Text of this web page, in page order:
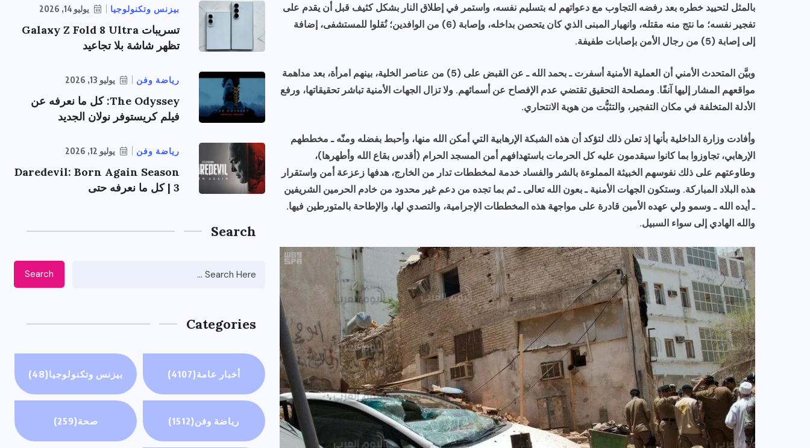
بالمثل لتحييد خطره بعد رفضه التجاوب مع دعواتهم له بتسليم نفسه، واستمر في إطلاق النار بشكل كثيف قبل أن يقدم على
تفجير نفسه؛ ما نتج منه مقتله، وانهيار المبنى الذي كان يتحصن بداخله، وإصابة (6) من الوافدين؛ نُقلوا للمستشفى، إضافة
إلى إصابة (5) من رجال الأمن بإصابات طفيفة.
وبيَّن المتحدث الأمني أن العملية الأمنية أسفرت ـ بحمد الله ـ عن القبض على (5) من عناصر الخلية، بينهم امرأة، بعد مداهمة
مواقعهم المشار إليها آنفًا. ومصلحة التحقيق تقتضي عدم الإفصاح عن أسمائهم. ولا تزال الجهات الأمنية تباشر تحقيقاتها، ورفع
الأدلة المتخلفة في مكان التفجير، والتثبُّت من هوية الانتحاري.
وأفادت وزارة الداخلية بأنها إذ تعلن ذلك لتؤكد أن هذه الشبكة الإرهابية التي أمكن الله منها، وأحبط بفضله ومنّه ـ مخططهم
الإرهابي، تجاوزوا بما كانوا سيقدمون عليه كل الحرمات باستهدافهم أمن المسجد الحرام (أقدس بقاع الله وأطهرها)،
وطاوعتهم على ذلك نفوسهم الخبيثة المملوءة بالشر والفساد خدمة لمخططات تدار من الخارج، هدفها زعزعة أمن واستقرار
هذه البلاد المباركة. وستكون الجهات الأمنية ـ بعون الله تعالى ـ ثم بما تجده من دعم غير محدود من خادم الحرمين الشريفين
ـ أيده الله ـ وسمو ولي عهده الأمين قادرة على مواجهة هذه المخططات الإجرامية، والتصدي لها، والإطاحة بالمتورطين فيها.
والله الهادي إلى سواء السبيل.
بيزنس وتكنولوجيا يوليو 14, 2026
تسريبات Galaxy Z Fold 8 Ultra
تظهر شاشة بلا تجاعيد
رياضة وفن يوليو 13, 2026
The Odyssey: كل ما نعرفه عن
فيلم كريستوفر نولان الجديد
رياضة وفن يوليو 12, 2026
Daredevil: Born Again Season
3 | كل ما نعرفه حتى
Search
Search
Categories
أخبار عامة(4107) بيزنس وتكنولوجيا(48)
رياضة وفن(1512) صحة(259)